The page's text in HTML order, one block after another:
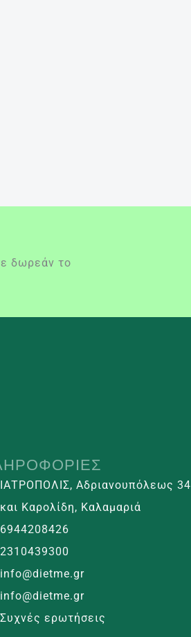
δωρεάν το
ΙΑΤΡΟΠΟΛΙΣ, Αδριανουπόλεως 34
και Καρολίδη, Καλαμαριά
6944208426
2310439300
info@dietme.gr
info@dietme.gr
Συχνές ερωτήσεις